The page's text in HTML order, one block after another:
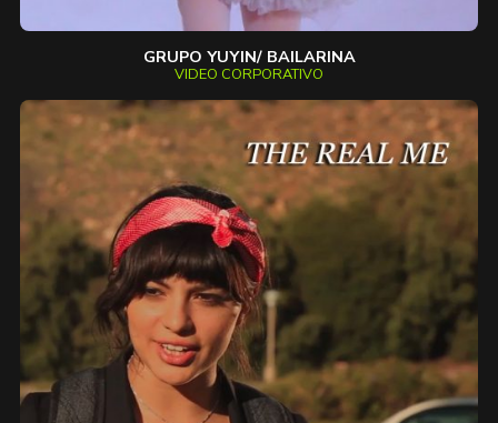
GRUPO YUYIN/ BAILARINA
VIDEO CORPORATIVO